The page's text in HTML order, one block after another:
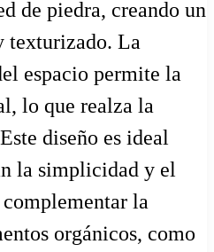
de piedra, creando un
texturizado. La
espacio permite la
lo que realza la
diseño es ideal
la simplicidad y el
la
orgánicos, como